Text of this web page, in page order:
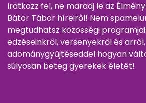
Iratkozz fel, ne maradj le az
Bátor Tábor híreiről! Nem
megtudhatsz közösségi
edzéseinkről, versenyekről és arról,
adománygyűjtéseddel hogyan
súlyosan beteg gyerekek életét!